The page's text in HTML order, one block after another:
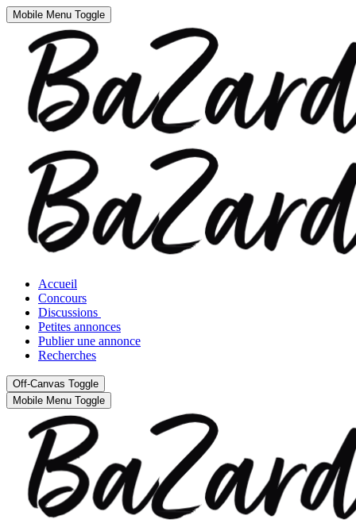
Mobile Menu Toggle
Accueil
Concours
Discussions
Petites annonces
Publier une annonce
Recherches
Off-Canvas Toggle
Mobile Menu Toggle